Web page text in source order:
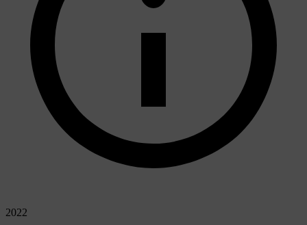
2022